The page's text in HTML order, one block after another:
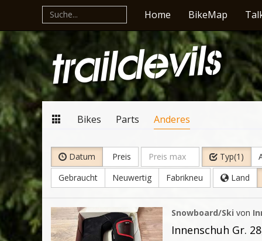
Home BikeMap
Bikes Parts Anderes
Datum Preis Typ(1)
Gebraucht
Neuwertig Fabrikneu Land
Snowboard/Ski von
Innenschuh Gr.